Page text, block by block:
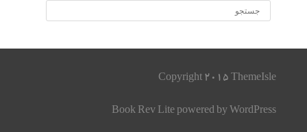
Copyright 2015 ThemeIsle
Book Rev Lite powered by WordPress